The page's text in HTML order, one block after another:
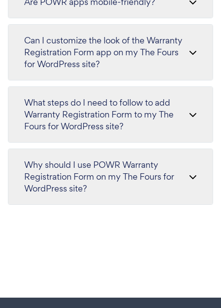
Can I customize the look of the Warranty
Registration Form app on my The Fours
for WordPress site?
What steps do I need to follow to add
Warranty Registration Form to my The
Fours for WordPress site?
Why should I use POWR Warranty
Registration Form on my The Fours for
WordPress site?